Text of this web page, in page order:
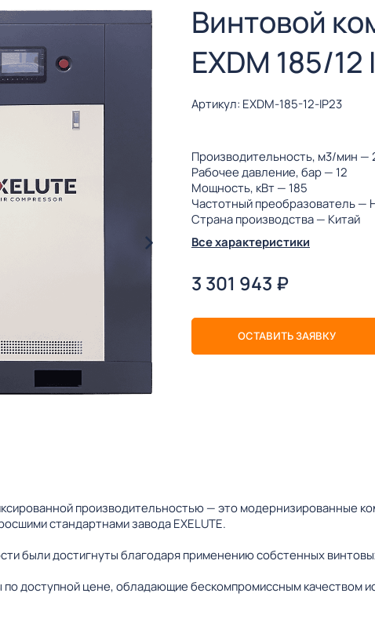
Винтовой
EXDM 185/12
Артикул: EXDM-185-12-IP23
Производительность, м3/мин —
Рабочее давление, бар — 12
Мощность, кВт — 185
Частотный преобразователь —
Страна производства — Китай
Все характеристики
3 301 943 ₽
ОСТАВИТЬ ЗАЯВКУ
производительностью — это модернизированные
стандартнами завода EXELUTE.
были достигнуты благодаря применению собстенных
доступной цене, обладающие бескомпромиссным качеством